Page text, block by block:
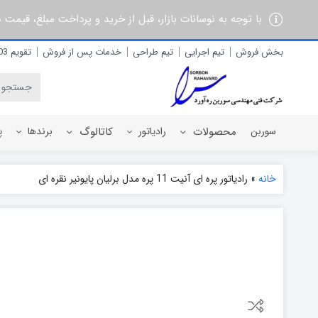
با توجه به نوسانات بازار، قبل از خرید و پرداخت مبلغ،
بخش فروش تیم اجرایی تیم طراحی خدمات پس از فروش تقویم 1403
سوربن محصولات رادیاتور کاتالوگ برندها
خانه» رادیاتور پره ای آنیت 11 پره مدل برلیان پایونیر نقره ای